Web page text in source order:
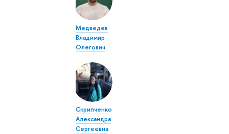
Медведев
Владимир
Олегович
Скрипченко
Александра
Сергеевна